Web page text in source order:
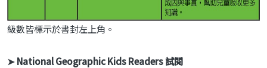
級數皆標示於書封左上角。
➤ National Geographic Kids Readers 試閱